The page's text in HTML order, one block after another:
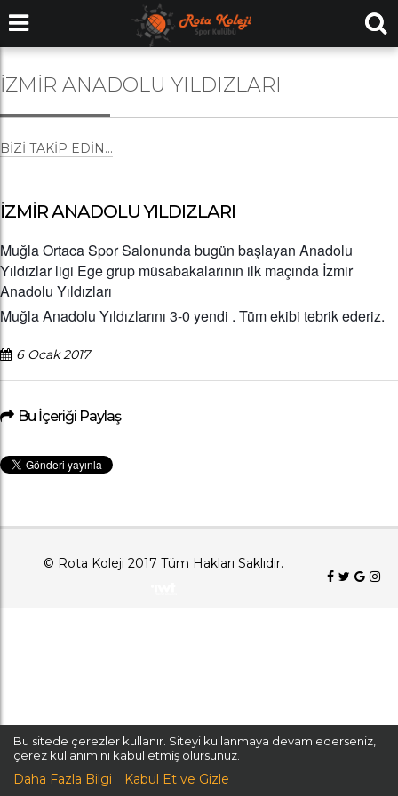
İZMİR ANADOLU YILDIZLARI
BIZI TAKIP EDIN...
İZMİR ANADOLU YILDIZLARI
Muğla Ortaca Spor Salonunda bugün başlayan Anadolu
Yıldızlar ligi Ege grup müsabakalarının ilk maçında İzmir
Anadolu Yıldızları
Muğla Anadolu Yıldızlarını 3-0 yendi . Tüm ekibi tebrik ederiz.
6 Ocak 2017
Bu İçeriği Paylaş
© Rota Koleji 2017 Tüm Hakları Saklıdır.
Bu sitede çerezler kullanır. Siteyi kullanmaya devam ederseniz,
çerez kullanımını kabul etmiş olursunuz.
Daha Fazla Bilgi Kabul Et ve Gizle